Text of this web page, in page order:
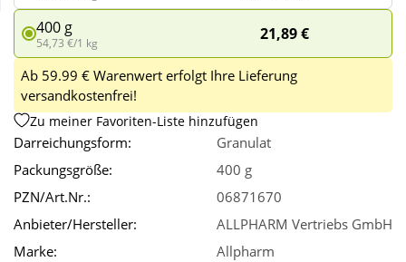
400 g
54,73 €/1 kg 21,89 €
Ab 59.99 € Warenwert erfolgt Ihre Lieferung
versandkostenfrei!
Zu meiner Favoriten-Liste hinzufügen
Darreichungsform:
Granulat
Packungsgröße:
400 g
PZN/Art.Nr.:
06871670
Anbieter/Hersteller:
ALLPHARM Vertriebs GmbH
Marke:
Allpharm